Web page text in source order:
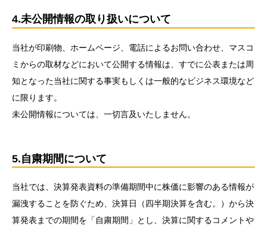
4.未公開情報の取り扱いについて
当社が印刷物、ホームページ、電話によるお問い合わせ、マスコ
ミからの取材などにおいて公開する情報は、すでに公表または周
知となった当社に関する事実もしくは一般的なビジネス環境など
に限ります。
未公開情報については、一切言及いたしません。
5.自粛期間について
当社では、決算発表資料の準備期間中に株価に影響のある情報が
漏洩することを防ぐため、決算日（四半期決算を含む。）から決
算発表までの期間を「自粛期間」とし、決算に関するコメントや